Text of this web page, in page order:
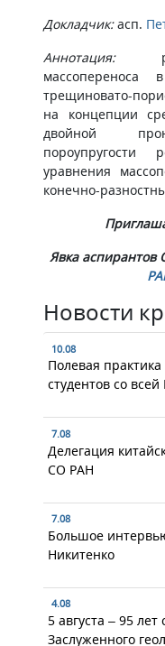
Докладчик:асп.
Аннотация:
массопереноса
трещиновато-
на концепции
двойной
пороупругости
уравнения
конечно-
Явка аспирантов
Новости
10.08
Полевая
студентов со всей
7.08
Делегация
СО РАН
7.08
Большое
Никитенко
4.08
5 августа – 95
Заслуженного